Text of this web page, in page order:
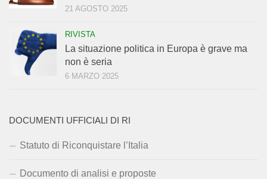
21 AGOSTO 2025
RIVISTA
La situazione politica in Europa è grave ma
non è seria
6 MARZO 2025
DOCUMENTI UFFICIALI DI RI
Statuto di Riconquistare l’Italia
Documento di analisi e proposte